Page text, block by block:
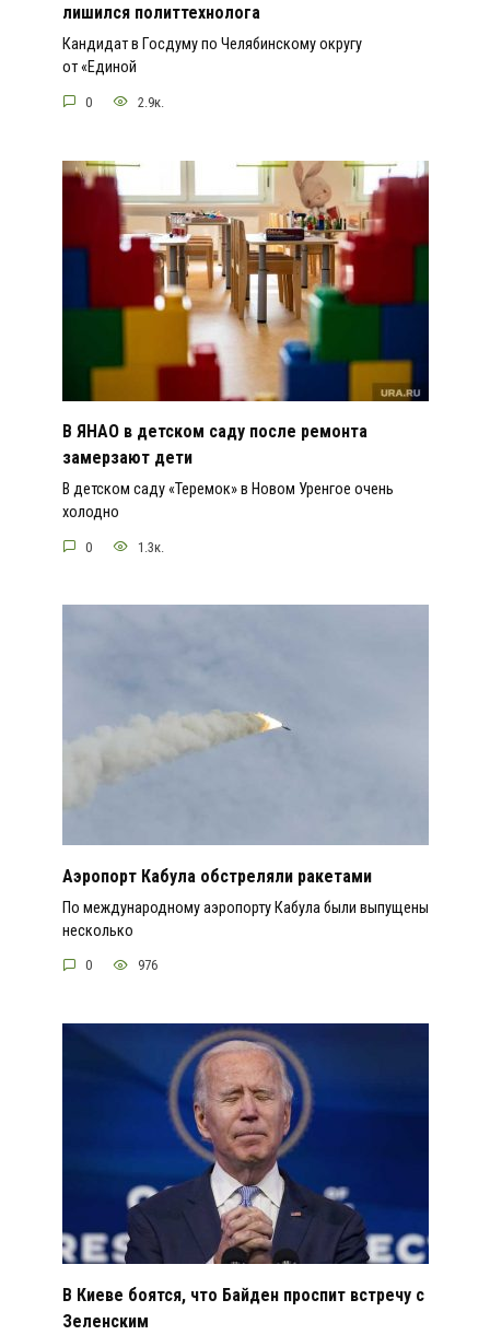
лишился политтехнолога
Кандидат в Госдуму по Челябинскому округу
от «Единой
0 2.9к.
В ЯНАО в детском саду после ремонта
замерзают дети
В детском саду «Теремок» в Новом Уренгое очень
холодно
0 1.3к.
Аэропорт Кабула обстреляли ракетами
По международному аэропорту Кабула были выпущены
несколько
0 976
В Киеве боятся, что Байден проспит встречу с
Зеленским